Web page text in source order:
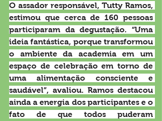
O assador responsável, Tutty Ramos,
estimou que cerca de 160 pessoas
participaram da degustação. “Uma
ideia fantástica, porque transformou
o ambiente da academia em um
espaço de celebração em torno de
uma alimentação consciente e
saudável”, avaliou. Ramos destacou
ainda a energia dos participantes e o
fato de que todos puderam